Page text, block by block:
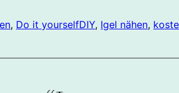
, Do it yourselfDIY, Igel nähen,